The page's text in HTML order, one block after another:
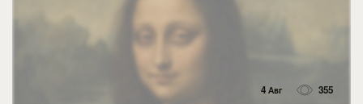
4 Авг 355